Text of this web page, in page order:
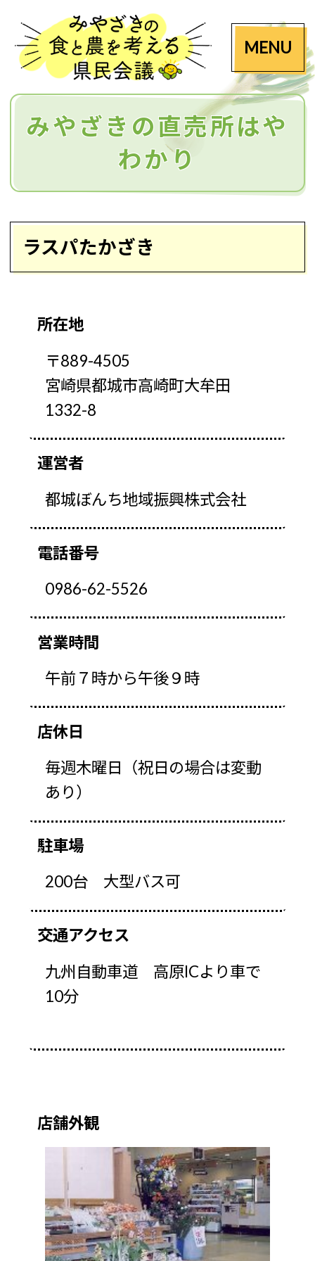
MENU
みやざきの直売所はや
わかり
ラスパたかざき
所在地
〒889-4505
宮崎県都城市高崎町大牟田
1332-8
運営者
都城ぼんち地域振興株式会社
電話番号
0986-62-5526
営業時間
午前７時から午後９時
店休日
毎週木曜日（祝日の場合は変動
あり）
駐車場
200台 大型バス可
交通アクセス
九州自動車道 高原ICより車で
10分
店舗外観